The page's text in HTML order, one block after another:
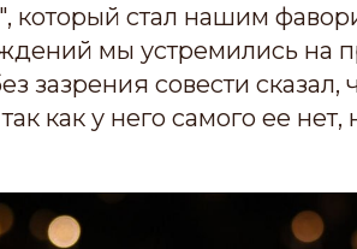
который стал нашим
мы устремились на
зазрения совести сказал,
как у него самого ее